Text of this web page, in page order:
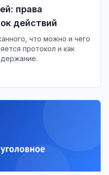
права
действий
что можно и чего
протокол и как